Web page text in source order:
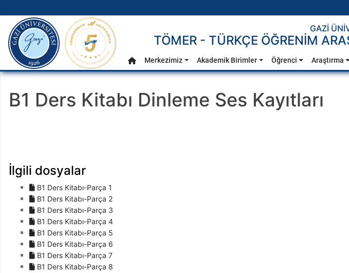
Ana Menü
gazi.edu.tr
GAZİ
TÖMER - TÜRKÇE ÖĞRENİM
Anasayfa
Merkezimiz Akademik Birimler Öğrenci Araştırma
B1 Ders Kitabı Dinleme Ses Kayıtları
İlgili dosyalar
B1 Ders Kitabı-Parça 1
B1 Ders Kitabı-Parça 2
B1 Ders Kitabı-Parça 3
B1 Ders Kitabı-Parça 4
B1 Ders Kitabı-Parça 5
B1 Ders Kitabı-Parça 6
B1 Ders Kitabı-Parça 7
B1 Ders Kitabı-Parça 8